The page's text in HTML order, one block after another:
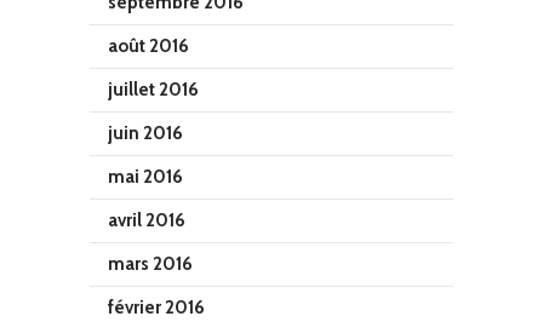
août 2016
juillet 2016
juin 2016
mai 2016
avril 2016
mars 2016
février 2016